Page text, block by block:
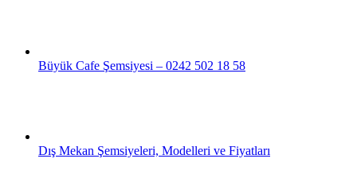
Büyük Cafe Şemsiyesi – 0242 502 18 58
Dış Mekan Şemsiyeleri, Modelleri ve Fiyatları